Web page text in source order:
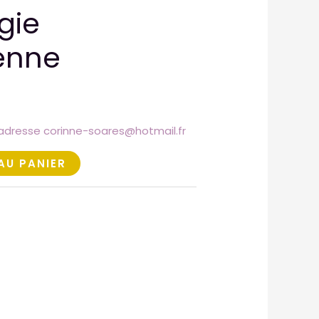
corinne-soares@hotmail.fr
PANIER